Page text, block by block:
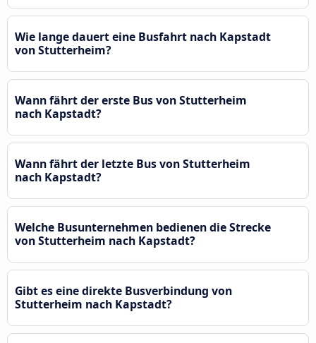
Wie lange dauert eine Busfahrt nach Kapstadt
von Stutterheim?
Wann fährt der erste Bus von Stutterheim
nach Kapstadt?
Wann fährt der letzte Bus von Stutterheim
nach Kapstadt?
Welche Busunternehmen bedienen die Strecke
von Stutterheim nach Kapstadt?
Gibt es eine direkte Busverbindung von
Stutterheim nach Kapstadt?